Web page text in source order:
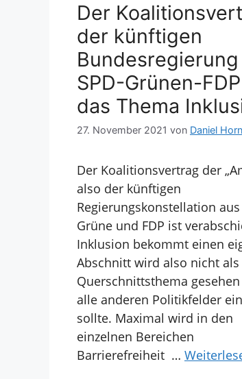
Der
der künftigen
Bundesregierung
SPD-Grünen-
das Thema
27. November 2021 von Daniel
Der Koalitionsvertrag der
also der künftigen
Regierungskonstellation aus
Grüne und FDP ist
Inklusion bekommt einen
Abschnitt wird also nicht als
Querschnittsthema
alle anderen Politikfelder
sollte. Maximal wird in den
einzelnen Bereichen
Barrierefreiheit …